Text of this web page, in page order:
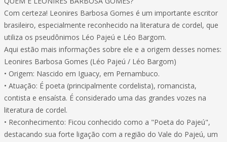
Com certeza! Leonires Barbosa Gomes é um importante escritor
brasileiro, especialmente reconhecido na literatura de cordel, que
utiliza os pseudônimos Léo Pajeú e Léo Bargom.
Aqui estão mais informações sobre ele e a origem desses nomes:
Leonires Barbosa Gomes (Léo Pajeú / Léo Bargom)
• Origem: Nascido em Iguacy, em Pernambuco.
• Atuação: É poeta (principalmente cordelista), romancista,
contista e ensaísta. É considerado uma das grandes vozes na
literatura de cordel.
• Reconhecimento: Ficou conhecido como a "Poeta do Pajeú",
destacando sua forte ligação com a região do Vale do Pajeú, um